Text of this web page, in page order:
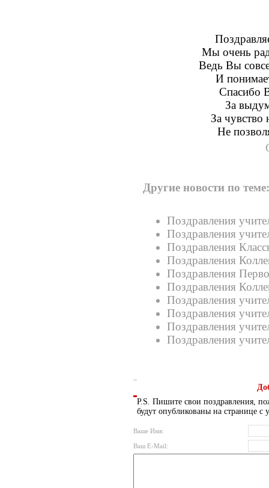
Мы очень
Ведь Вы
И
Спасибо
За
За чувство
Не
Другие новости по теме:
Поздравления
Поздравления
Поздравления
Поздравления
Поздравления
Поздравления
Поздравления
Поздравления
Поздравления
Поздравления
P.S. Пишите свои поздравления,
будут опубликованы на странице с
Ваше Имя:
Ваш E-Mail: